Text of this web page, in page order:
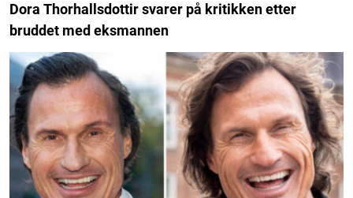
Dora Thorhallsdottir svarer på kritikken etter
bruddet med eksmannen